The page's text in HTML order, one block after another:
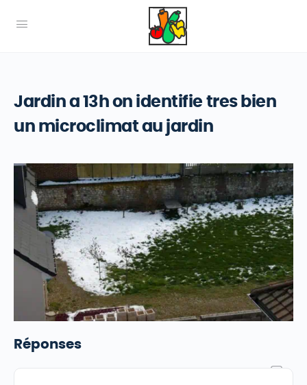
Jardin a 13h on identifie tres bien
un microclimat au jardin
Réponses